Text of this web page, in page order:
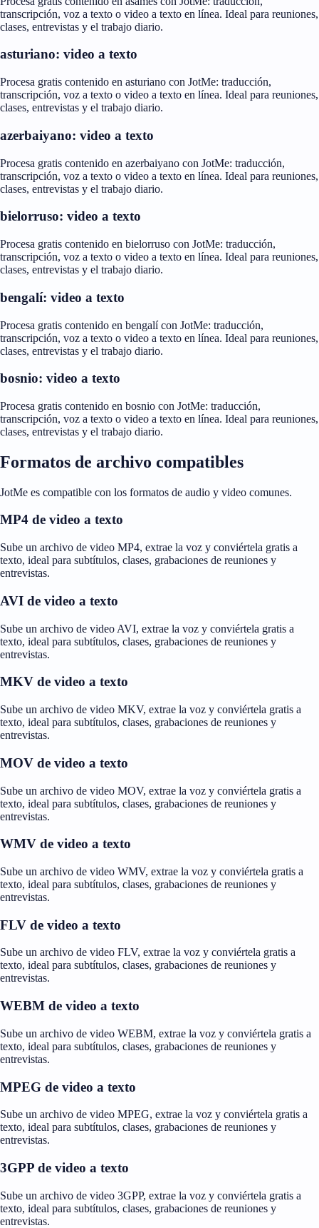
transcripción, voz a texto o video a texto en línea. Ideal para reuniones,
clases, entrevistas y el trabajo diario.
asturiano: video a texto
Procesa gratis contenido en asturiano con JotMe: traducción,
transcripción, voz a texto o video a texto en línea. Ideal para reuniones,
clases, entrevistas y el trabajo diario.
azerbaiyano: video a texto
Procesa gratis contenido en azerbaiyano con JotMe: traducción,
transcripción, voz a texto o video a texto en línea. Ideal para reuniones,
clases, entrevistas y el trabajo diario.
bielorruso: video a texto
Procesa gratis contenido en bielorruso con JotMe: traducción,
transcripción, voz a texto o video a texto en línea. Ideal para reuniones,
clases, entrevistas y el trabajo diario.
bengalí: video a texto
Procesa gratis contenido en bengalí con JotMe: traducción,
transcripción, voz a texto o video a texto en línea. Ideal para reuniones,
clases, entrevistas y el trabajo diario.
bosnio: video a texto
Procesa gratis contenido en bosnio con JotMe: traducción,
transcripción, voz a texto o video a texto en línea. Ideal para reuniones,
clases, entrevistas y el trabajo diario.
Formatos de archivo compatibles
JotMe es compatible con los formatos de audio y video comunes.
MP4 de video a texto
Sube un archivo de video MP4, extrae la voz y conviértela gratis a
texto, ideal para subtítulos, clases, grabaciones de reuniones y
entrevistas.
AVI de video a texto
Sube un archivo de video AVI, extrae la voz y conviértela gratis a
texto, ideal para subtítulos, clases, grabaciones de reuniones y
entrevistas.
MKV de video a texto
Sube un archivo de video MKV, extrae la voz y conviértela gratis a
texto, ideal para subtítulos, clases, grabaciones de reuniones y
entrevistas.
MOV de video a texto
Sube un archivo de video MOV, extrae la voz y conviértela gratis a
texto, ideal para subtítulos, clases, grabaciones de reuniones y
entrevistas.
WMV de video a texto
Sube un archivo de video WMV, extrae la voz y conviértela gratis a
texto, ideal para subtítulos, clases, grabaciones de reuniones y
entrevistas.
FLV de video a texto
Sube un archivo de video FLV, extrae la voz y conviértela gratis a
texto, ideal para subtítulos, clases, grabaciones de reuniones y
entrevistas.
WEBM de video a texto
Sube un archivo de video WEBM, extrae la voz y conviértela gratis a
texto, ideal para subtítulos, clases, grabaciones de reuniones y
entrevistas.
MPEG de video a texto
Sube un archivo de video MPEG, extrae la voz y conviértela gratis a
texto, ideal para subtítulos, clases, grabaciones de reuniones y
entrevistas.
3GPP de video a texto
Sube un archivo de video 3GPP, extrae la voz y conviértela gratis a
texto, ideal para subtítulos, clases, grabaciones de reuniones y
entrevistas.